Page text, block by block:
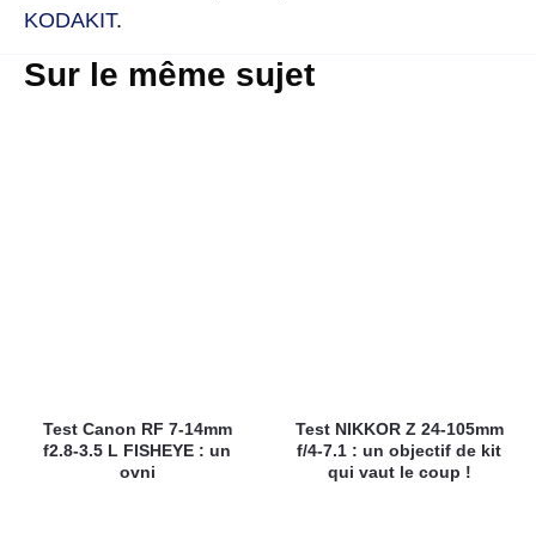
KODAKIT.
Sur le même sujet
Test Canon RF 7-14mm
f2.8-3.5 L FISHEYE : un
ovni
Test NIKKOR Z 24-105mm
f/4-7.1 : un objectif de kit
qui vaut le coup !